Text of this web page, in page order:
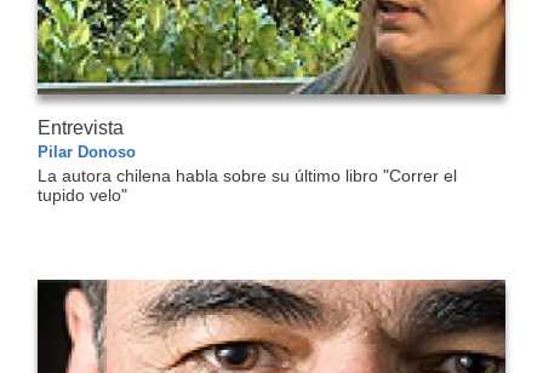
Entrevista
Pilar Donoso
La autora chilena habla sobre su último libro "Correr el
tupido velo"